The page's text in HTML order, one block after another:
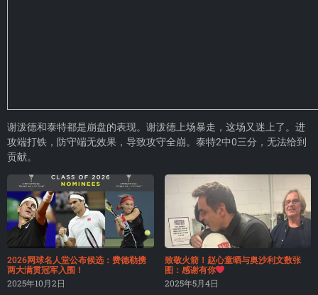
谢泼德和泰特都是崩盘的表现。谢泼德上场暴走，这场又迷上了。进
攻端打铁，防守端无效果，导致攻守全崩。泰特2中0三分，无法给到
贡献。
2026网球名人堂公布候选：费德勒携
两大满贯冠军入围！
2025年10月2日
致敬火箭！赵心童晒与奥沙利文数张
图：感谢有你
2025年5月4日